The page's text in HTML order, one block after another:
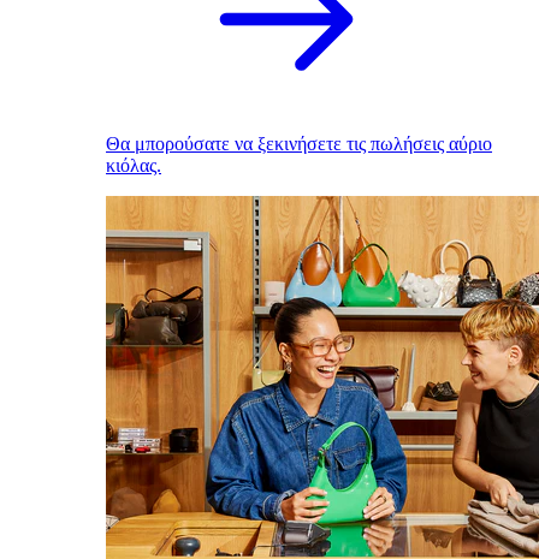
Θα μπορούσατε να ξεκινήσετε τις πωλήσεις αύριο
κιόλας.